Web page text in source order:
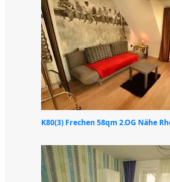
K80(3) Frechen 58qm 2.OG Nähe